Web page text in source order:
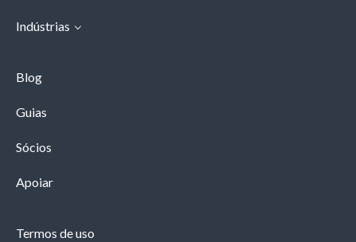
Indústrias
Blog
Guias
Sócios
Apoiar
Termos de uso